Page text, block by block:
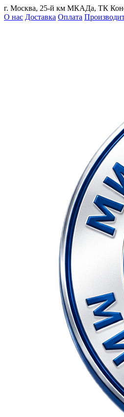
г. Москва, 25-й км МКАДа, ТК
О нас Доставка Оплата